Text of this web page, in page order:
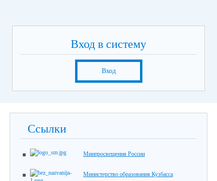
Вход в систему
Вход
Ссылки
Минпросвещения России
Министерство образования Кузбасса